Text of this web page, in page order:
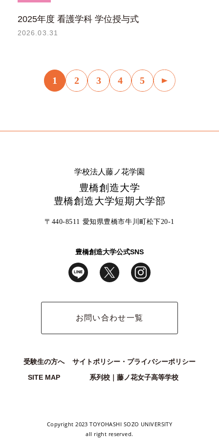
2025年度 看護学科 学位授与式
2026.03.31
1 2 3 4 5
学校法人藤ノ花学園
豊橋創造大学
豊橋創造大学短期大学部
〒440-8511 愛知県豊橋市牛川町松下20-1
豊橋創造大学公式SNS
お問い合わせ一覧
受験生の方へ
SITE MAP
サイトポリシー・プライバシーポリシー
系列校｜藤ノ花女子高等学校
Copyright 2023 TOYOHASHI SOZO UNIVERSITY
all right reserved.